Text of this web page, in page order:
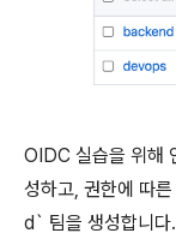
OIDC 실습을 위해
성하고, 권한에 따
d` 팀을 생성합니